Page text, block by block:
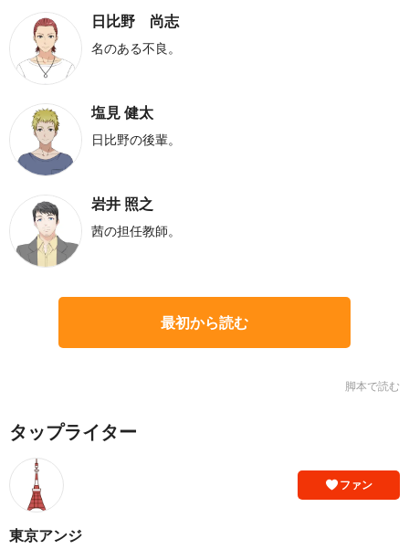
日比野 尚志
名のある不良。
塩見 健太
日比野の後輩。
岩井 照之
茜の担任教師。
最初から読む
脚本で読む
タップライター
ファン
東京アンジ